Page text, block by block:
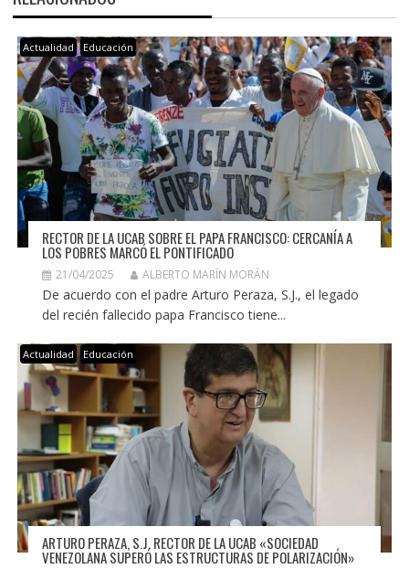
Actualidad Educación
RECTOR DE LA UCAB SOBRE EL PAPA FRANCISCO: CERCANÍA A
LOS POBRES MARCÓ EL PONTIFICADO
21/04/2025 ALBERTO MARÍN MORÁN
De acuerdo con el padre Arturo Peraza, S.J., el legado
del recién fallecido papa Francisco tiene...
Actualidad Educación
ARTURO PERAZA, S.J. RECTOR DE LA UCAB «SOCIEDAD
VENEZOLANA SUPERÓ LAS ESTRUCTURAS DE POLARIZACIÓN»